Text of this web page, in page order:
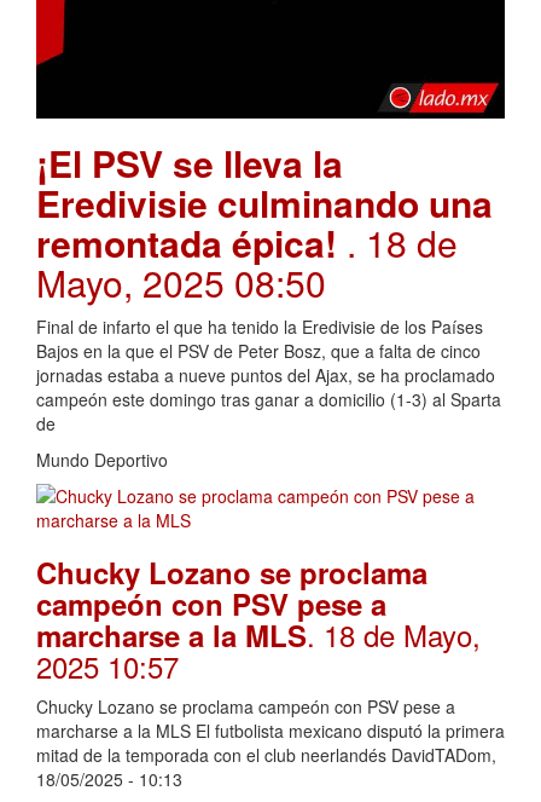
¡El PSV se lleva la
Eredivisie culminando una
remontada épica! . 18 de
Mayo, 2025 08:50
Final de infarto el que ha tenido la Eredivisie de los Países
Bajos en la que el PSV de Peter Bosz, que a falta de cinco
jornadas estaba a nueve puntos del Ajax, se ha proclamado
campeón este domingo tras ganar a domicilio (1-3) al Sparta
de
Mundo Deportivo
Chucky Lozano se proclama
campeón con PSV pese a
marcharse a la MLS. 18 de Mayo,
2025 10:57
Chucky Lozano se proclama campeón con PSV pese a
marcharse a la MLS El futbolista mexicano disputó la primera
mitad de la temporada con el club neerlandés DavidTADom,
18/05/2025 - 10:13